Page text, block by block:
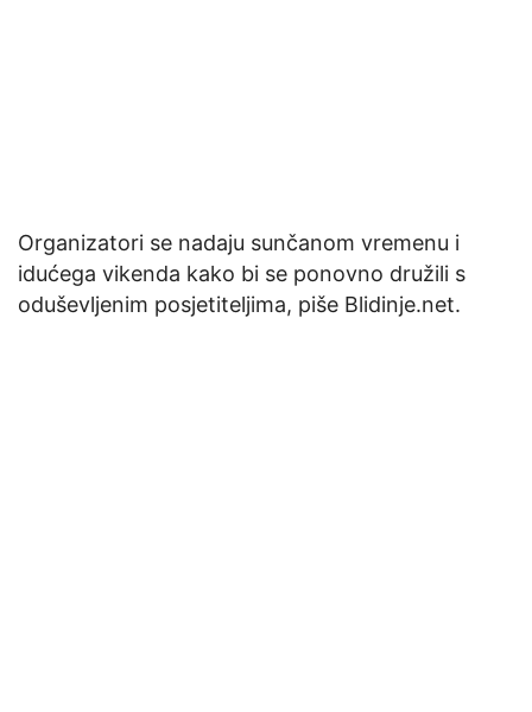
Organizatori se nadaju sunčanom vremenu i
idućega vikenda kako bi se ponovno družili s
oduševljenim posjetiteljima, piše Blidinje.net.